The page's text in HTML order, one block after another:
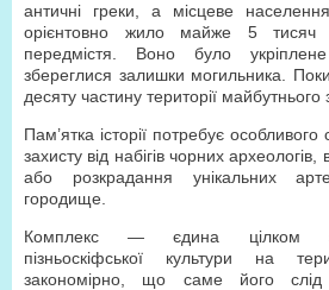
античні греки, а місцеве
орієнтовно жило майже 5
передмістя. Воно було
збереглися залишки могильника.
десяту частину території майбутнього
Пам’ятка історії потребує
захисту від набігів чорних
або розкрадання унікальних
городище.
Комплекс — єдина цілком
пізньоскіфської культури на
закономірно, що саме його слід